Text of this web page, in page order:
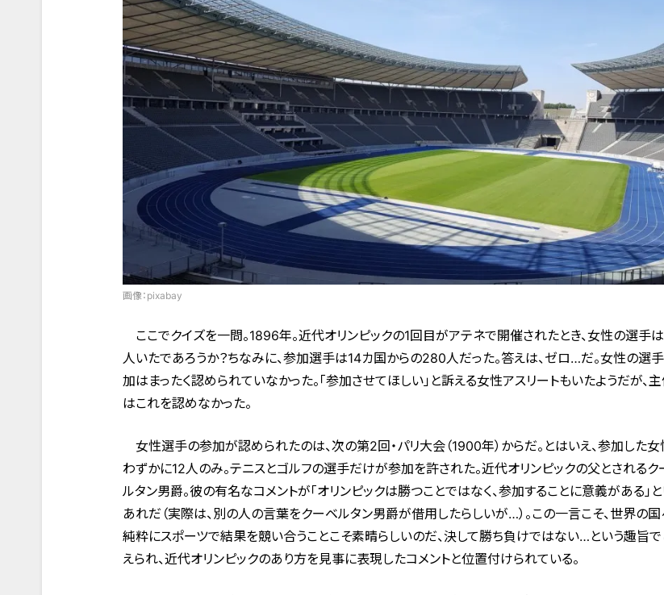
画像：pixabay
ここでクイズを一問。1896年。近代オリンピックの1回目がアテネで開催されたとき、女性の選手
人いたであろうか？ちなみに、参加選手は14カ国からの280人だった。答えは、ゼロ…だ。女性の選
加はまったく認められていなかった。「参加させてほしい」と訴える女性アスリートもいたようだが、
はこれを認めなかった。
女性選手の参加が認められたのは、次の第2回・パリ大会（1900年）からだ。とはいえ、参加した
わずかに12人のみ。テニスとゴルフの選手だけが参加を許された。近代オリンピックの父とされるク
ルタン男爵。彼の有名なコメントが「オリンピックは勝つことではなく、参加することに意義がある」
あれだ（実際は、別の人の言葉をクーベルタン男爵が借用したらしいが…）。この一言こそ、世界の
純粋にスポーツで結果を競い合うことこそ素晴らしいのだ、決して勝ち負けではない…という趣旨で
えられ、近代オリンピックのあり方を見事に表現したコメントと位置付けられている。